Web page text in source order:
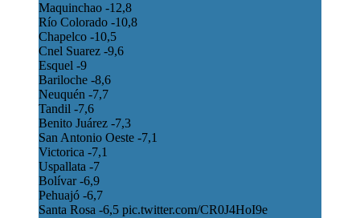
Maquinchao -12,8
Río Colorado -10,8
Chapelco -10,5
Cnel Suarez -9,6
Esquel -9
Bariloche -8,6
Neuquén -7,7
Tandil -7,6
Benito Juárez -7,3
San Antonio Oeste -7,1
Victorica -7,1
Uspallata -7
Bolívar -6,9
Pehuajó -6,7
Santa Rosa -6,5 pic.twitter.com/CR0J4HoI9e